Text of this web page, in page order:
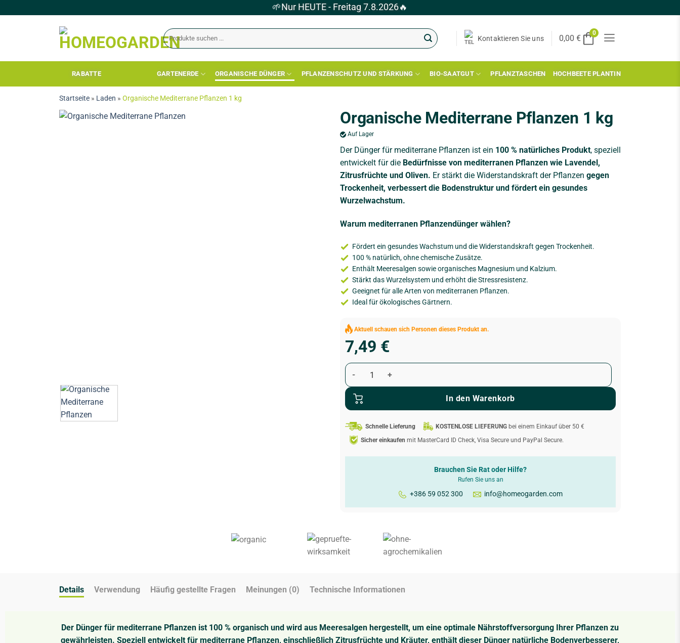
🌱 Nur HEUTE - Freitag 7.8.2026🔥
Kontaktieren Sie uns
0
0,00 €
RABATTE GARTENERDE ORGANISCHE DÜNGER PFLANZENSCHUTZ UND STÄRKUNG BIO-SAATGUT PFLANZTASCHEN HOCHBEETE PLANTIN
Startseite » Laden » Organische Mediterrane Pflanzen 1 kg
Organische Mediterrane Pflanzen 1 kg
Auf Lager
Der Dünger für mediterrane Pflanzen ist ein 100 % natürliches Produkt, speziell
entwickelt für die Bedürfnisse von mediterranen Pflanzen wie Lavendel,
Zitrusfrüchte und Oliven. Er stärkt die Widerstandskraft der Pflanzen gegen
Trockenheit, verbessert die Bodenstruktur und fördert ein gesundes
Wurzelwachstum.
Warum mediterranen Pflanzendünger wählen?
Fördert ein gesundes Wachstum und die Widerstandskraft gegen Trockenheit.
100 % natürlich, ohne chemische Zusätze.
Enthält Meeresalgen sowie organisches Magnesium und Kalzium.
Stärkt das Wurzelsystem und erhöht die Stressresistenz.
Geeignet für alle Arten von mediterranen Pflanzen.
Ideal für ökologisches Gärtnern.
Aktuell schauen sich Personen dieses Produkt an.
7,49 €
In den Warenkorb
Schnelle Lieferung KOSTENLOSE LIEFERUNG bei einem Einkauf über 50 €
Sicher einkaufen mit MasterCard ID Check, Visa Secure und PayPal Secure.
Brauchen Sie Rat oder Hilfe?
Rufen Sie uns an
+386 59 052 300 info@homeogarden.com
Details Verwendung Häufig gestellte Fragen Meinungen (0) Technische Informationen
Der Dünger für mediterrane Pflanzen ist 100 % organisch und wird aus Meeresalgen hergestellt, um eine optimale Nährstoffversorgung Ihrer Pflanzen zu
gewährleisten. Speziell entwickelt für mediterrane Pflanzen, einschließlich Zitrusfrüchte und Kräuter, enthält dieser Dünger natürliche Bodenverbesserer,